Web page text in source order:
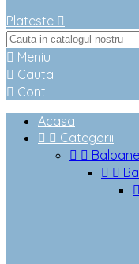
Plateste 
 Meniu
 Cauta
 Cont
Acasa
  Categorii
  Baloane
 
